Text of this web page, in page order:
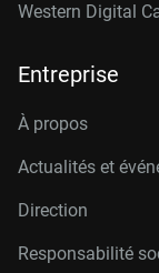
Western Digital
Entreprise
À propos
Actualités et
Direction
Responsabilité